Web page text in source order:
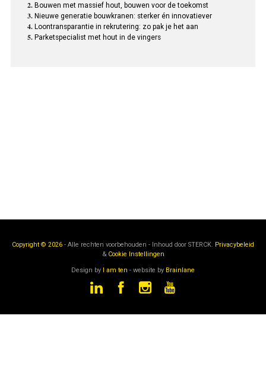
Bouwen met massief hout, bouwen voor de toekomst
Nieuwe generatie bouwkranen: sterker én innovatiever
Loontransparantie in rekrutering: zo pak je het aan
Parketspecialist met hout in de vingers
Copyright © 2026 - Alle rechten voorbehouden - Inhoud door STERCK. Privacybeleid
& Cookie Instellingen
Design by I am ten - website by Brainlane